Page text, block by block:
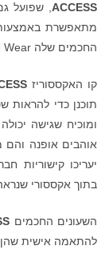
ACCESS, שפועל
מתאפשרת
החכמים שלה Android Wear™.
קו האקססוריז
תוכנן כדי להראות
ומוכיח שגישה
יעריכו קישוריות
בתוך אקססורי
השעונים החכמים
להתאמה אישית שהן